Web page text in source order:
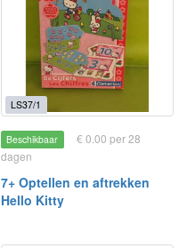
LS37/1
Beschikbaar
€ 0.00 per 28
dagen
7+ Optellen en aftrekken
Hello Kitty